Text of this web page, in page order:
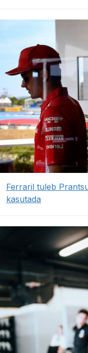
Ferraril tuleb
kasutada